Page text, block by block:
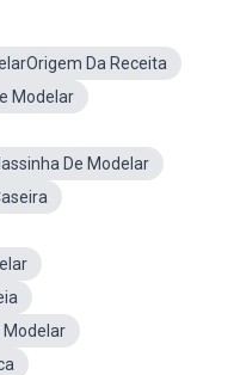
Da Receita
Modelar
De Modelar
Modelar